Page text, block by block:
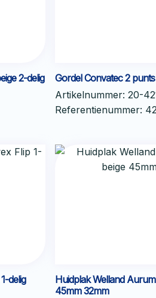
2-delig
Gordel Convatec 2 punts
Artikelnummer: 20-
Referentienummer:
delig
Huidplak Welland
45mm 32mm